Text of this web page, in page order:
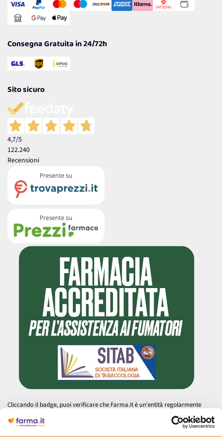
Gestisci Cookie
Reso Facile e Veloce
Consegna Gratuita in 24/72h
Sito sicuro
4,7/5
122.240
Recensioni
Cliccando il badge, puoi verificare che Farma.it è un'entità regolarmente
autorizzata dal Ministero della Salute a effettuare la vendita online di
medicinali.